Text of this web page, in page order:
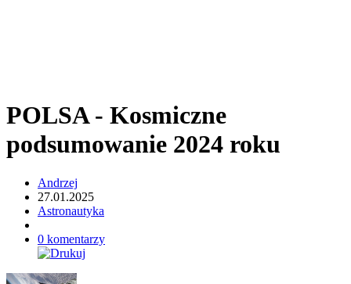
POLSA - Kosmiczne
podsumowanie 2024 roku
Andrzej
27.01.2025
Astronautyka
0 komentarzy